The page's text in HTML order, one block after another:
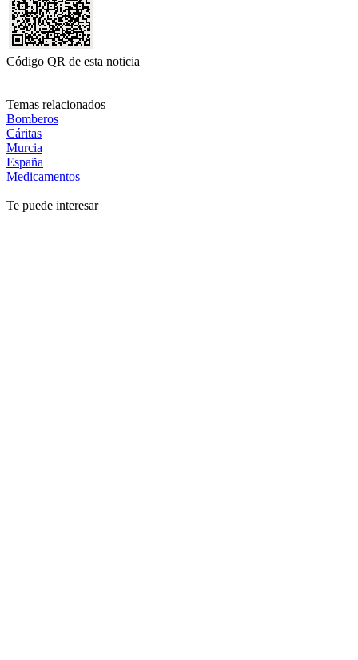
Código QR de esta noticia
Temas relacionados
Bomberos
Cáritas
Murcia
España
Medicamentos
Te puede interesar